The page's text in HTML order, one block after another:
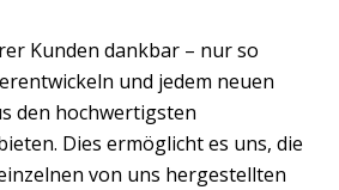
Kunden dankbar – nur so
und jedem neuen
den hochwertigsten
Dies ermöglicht es uns, die
von uns hergestellten